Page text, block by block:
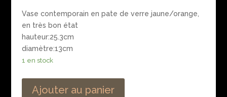
Vase contemporain en pate de verre jaune/orange,
en très bon état
hauteur:25.3cm
diamètre:13cm
1 en stock
Ajouter au panier